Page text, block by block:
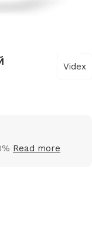
Videx
Read more